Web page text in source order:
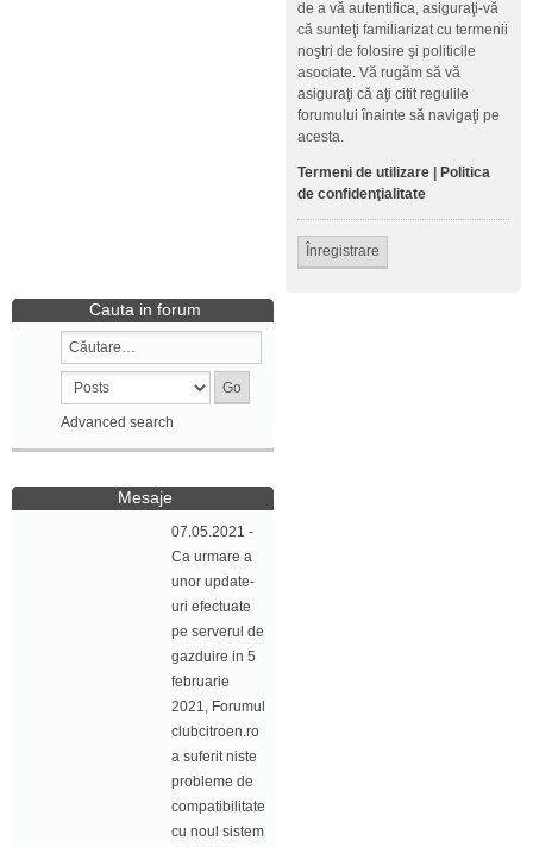
de a vă autentifica, asiguraţi-vă
că sunteţi familiarizat cu termenii
noştri de folosire şi politicile
asociate. Vă rugăm să vă
asiguraţi că aţi citit regulile
forumului înainte să navigaţi pe
acesta.
Termeni de utilizare
Politica
de confidenţialitate
Înregistrare
Cauta in forum
Advanced search
Mesaje
07.05.2021 -
Ca urmare a
unor update-
uri efectuate
pe serverul de
gazduire in 5
februarie
2021, Forumul
clubcitroen.ro
a suferit niste
probleme de
compatibilitate
cu noul sistem